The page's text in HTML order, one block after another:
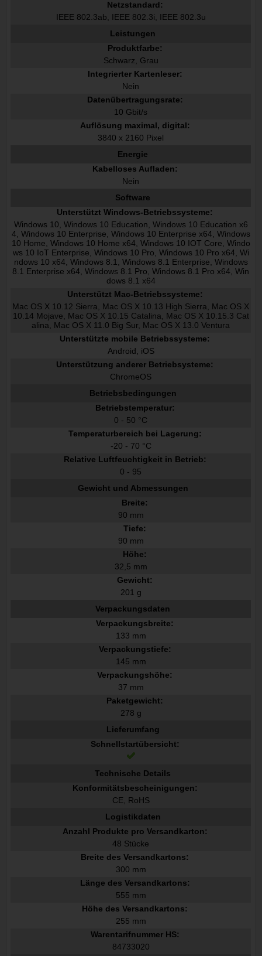
Netzstandard:
IEEE 802.3ab, IEEE 802.3i, IEEE 802.3u
Leistungen
Produktfarbe:
Schwarz, Grau
Integrierter Kartenleser:
Nein
Datenübertragungsrate:
10 Gbit/s
Auflösung maximal, digital:
3840 x 2160 Pixel
Energie
Kabelloses Aufladen:
Nein
Software
Unterstützt Windows-Betriebssysteme:
Windows 10, Windows 10 Education, Windows 10 Education x6
4, Windows 10 Enterprise, Windows 10 Enterprise x64, Windows
10 Home, Windows 10 Home x64, Windows 10 IOT Core, Windo
ws 10 IoT Enterprise, Windows 10 Pro, Windows 10 Pro x64, Wi
ndows 10 x64, Windows 8.1, Windows 8.1 Enterprise, Windows
8.1 Enterprise x64, Windows 8.1 Pro, Windows 8.1 Pro x64, Win
dows 8.1 x64
Unterstützt Mac-Betriebssysteme:
Mac OS X 10.12 Sierra, Mac OS X 10.13 High Sierra, Mac OS X
10.14 Mojave, Mac OS X 10.15 Catalina, Mac OS X 10.15.3 Cat
alina, Mac OS X 11.0 Big Sur, Mac OS X 13.0 Ventura
Unterstützte mobile Betriebssysteme:
Android, iOS
Unterstützung anderer Betriebsysteme:
ChromeOS
Betriebsbedingungen
Betriebstemperatur:
0 - 50 °C
Temperaturbereich bei Lagerung:
-20 - 70 °C
Relative Luftfeuchtigkeit in Betrieb:
0 - 95
Gewicht und Abmessungen
Breite:
90 mm
Tiefe:
90 mm
Höhe:
32,5 mm
Gewicht:
201 g
Verpackungsdaten
Verpackungsbreite:
133 mm
Verpackungstiefe:
145 mm
Verpackungshöhe:
37 mm
Paketgewicht:
278 g
Lieferumfang
Schnellstartübersicht:
Technische Details
Konformitätsbescheinigungen:
CE, RoHS
Logistikdaten
Anzahl Produkte pro Versandkarton:
48 Stücke
Breite des Versandkartons:
300 mm
Länge des Versandkartons:
555 mm
Höhe des Versandkartons:
255 mm
Warentarifnummer HS:
84733020